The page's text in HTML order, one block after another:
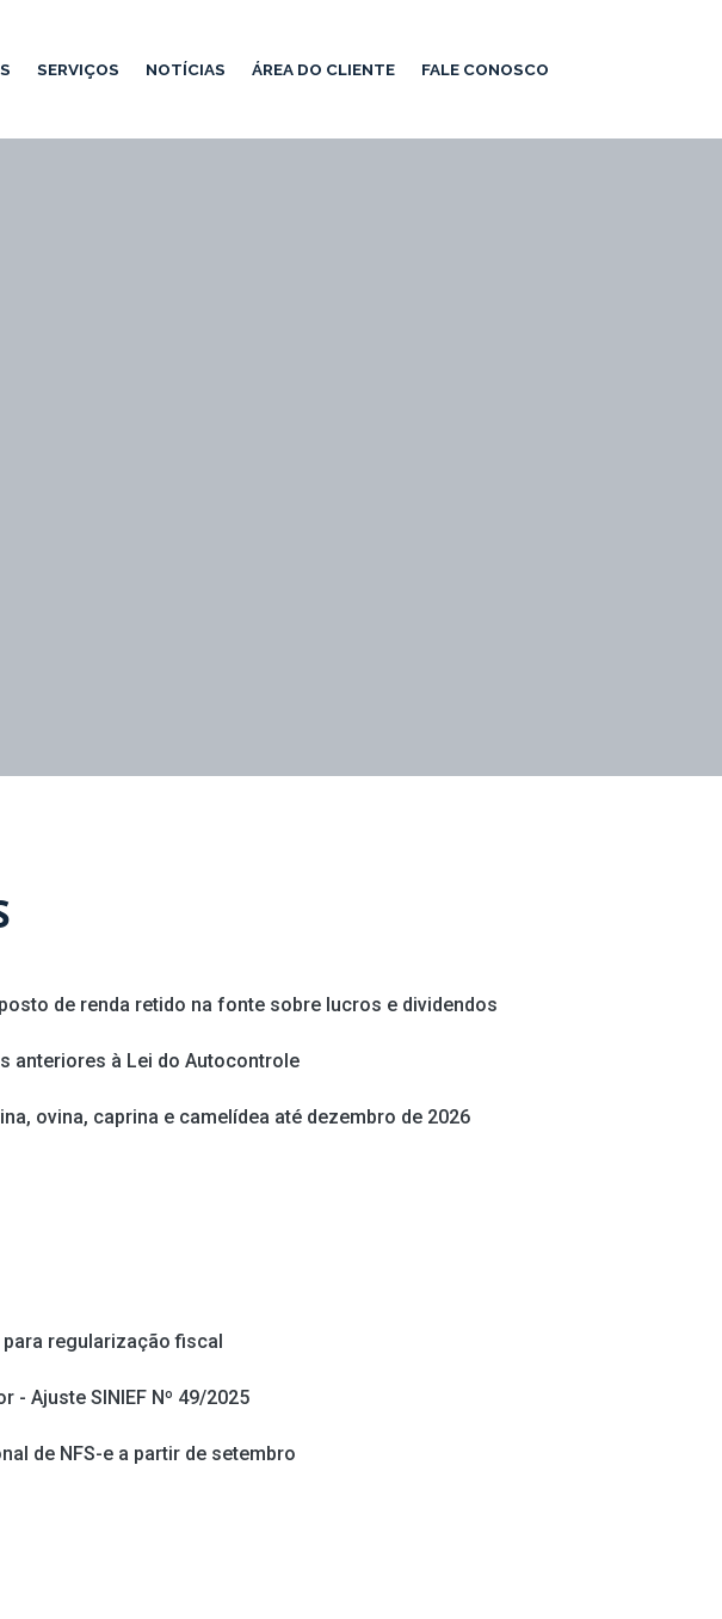
SERVIÇOS NOTÍCIAS ÁREA DO CLIENTE FALE CONOSCO
de renda retido na fonte sobre lucros e dividendos
anteriores à Lei do Autocontrole
ovina, caprina e camelídea até dezembro de 2026
para regularização fiscal
- Ajuste SINIEF Nº 49/2025
de NFS-e a partir de setembro